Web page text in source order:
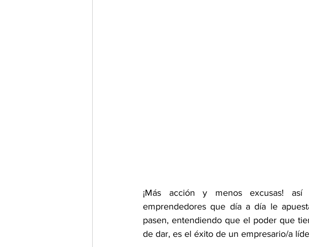
¡Más acción y menos excusas!
emprendedores que día a día le
pasen, entendiendo que el poder que
de dar, es el éxito de un empresario/a